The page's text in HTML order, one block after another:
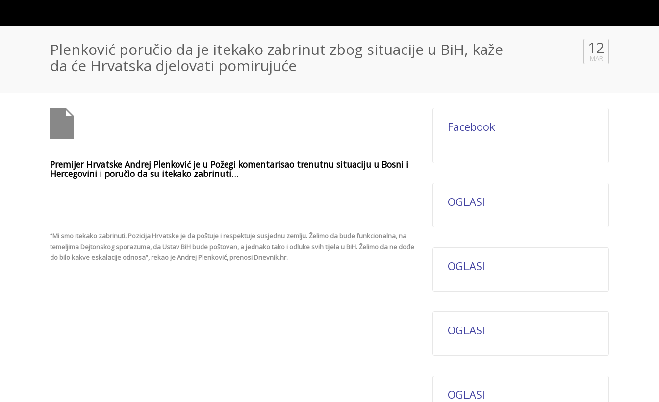
Plenković poručio da je itekako zabrinut zbog situacije u BiH, kaže
da će Hrvatska djelovati pomirujuće
12
MAR
Premijer Hrvatske Andrej Plenković je u Požegi komentarisao trenutnu situaciju u Bosni i
Hercegovini i poručio da su itekako zabrinuti…
“Mi smo itekako zabrinuti. Pozicija Hrvatske je da poštuje i respektuje susjednu zemlju. Želimo da bude funkcionalna, na
temeljima Dejtonskog sporazuma, da Ustav BiH bude poštovan, a jednako tako i odluke svih tijela u BiH. Želimo da ne dođe
do bilo kakve eskalacije odnosa”, rekao je Andrej Plenković, prenosi Dnevnik.hr.
Facebook
OGLASI
OGLASI
OGLASI
OGLASI